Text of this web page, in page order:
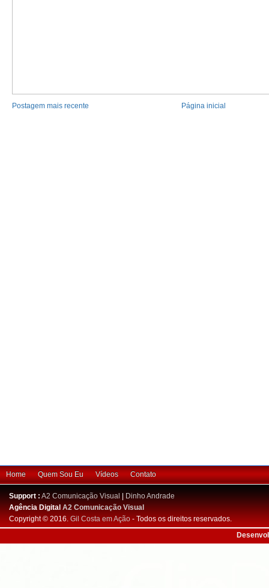
Postagem mais recente Página inicial
Home Quem Sou Eu Vídeos Contato
Support : A2 Comunicação Visual
Dinho Andrade
Agência DigitalA2 Comunicação Visual
Copyright © 2016. Gil Costa em Ação - Todos os direitos reservados.